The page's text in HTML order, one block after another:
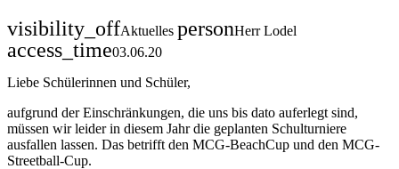
visibility_offAktuelles personHerr Lodel
access_time03.06.20
Liebe Schülerinnen und Schüler,
aufgrund der Einschränkungen, die uns bis dato auferlegt sind,
müssen wir leider in diesem Jahr die geplanten Schulturniere
ausfallen lassen. Das betrifft den MCG-BeachCup und den MCG-
Streetball-Cup.